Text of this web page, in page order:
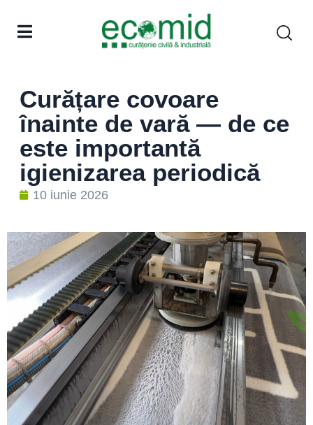
Curățare covoare
înainte de vară — de ce
este importantă
igienizarea periodică
10 iunie 2026